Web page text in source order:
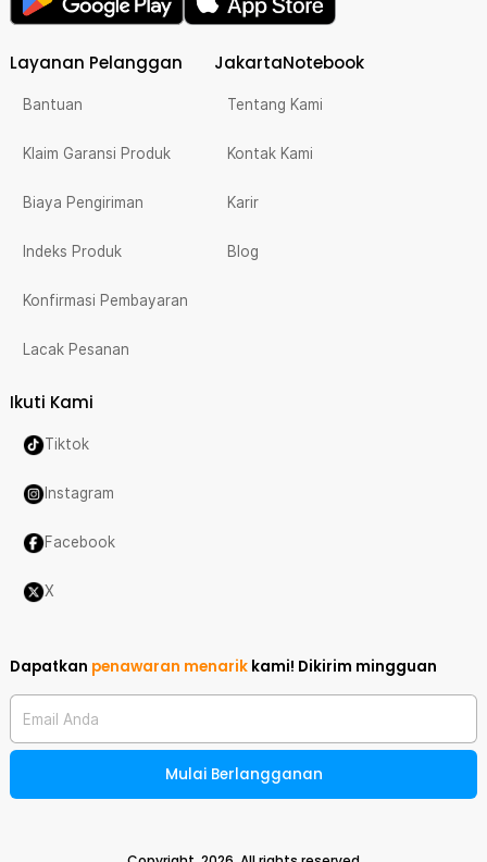
Layanan Pelanggan
Bantuan
Klaim Garansi Produk
Biaya Pengiriman
Indeks Produk
Konfirmasi Pembayaran
Lacak Pesanan
JakartaNotebook
Tentang Kami
Kontak Kami
Karir
Blog
Ikuti Kami
Tiktok
Instagram
Facebook
X
Dapatkan penawaran menarik kami! Dikirim mingguan
Email Anda
Mulai Berlangganan